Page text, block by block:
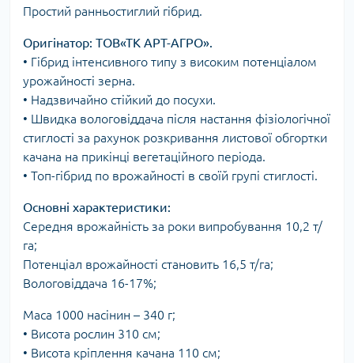
Простий ранньостиглий гібрид.
Оригінатор: ТОВ«ТК АРТ-АГРО».
• Гібрид інтенсивного типу з високим потенціалом
урожайності зерна.
• Надзвичайно стійкий до посухи.
• Швидка вологовіддача після настання фізіологічної
стиглості за рахунок розкривання листової обгортки
качана на прикінці вегетаційного періода.
• Топ-гібрид по врожайності в своїй групі стиглості.
Основні характеристики:
Середня врожайність за роки випробування 10,2 т/
га;
Потенціал врожайності становить 16,5 т/га;
Вологовіддача 16-17%;
Маса 1000 насінин – 340 г;
• Висота рослин 310 см;
• Висота кріплення качана 110 см;